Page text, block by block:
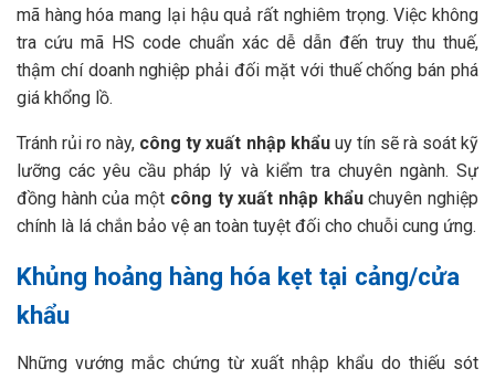
mã hàng hóa mang lại hậu quả rất nghiêm trọng. Việc không
tra cứu mã HS code chuẩn xác dễ dẫn đến truy thu thuế,
thậm chí doanh nghiệp phải đối mặt với thuế chống bán phá
giá khổng lồ.
Tránh rủi ro này, công ty xuất nhập khẩu uy tín sẽ rà soát kỹ
lưỡng các yêu cầu pháp lý và kiểm tra chuyên ngành. Sự
đồng hành của một công ty xuất nhập khẩuchuyên nghiệp
chính là lá chắn bảo vệ an toàn tuyệt đối cho chuỗi cung ứng.
Khủng hoảng hàng hóa kẹt tại cảng/cửa
khẩu
Những vướng mắc chứng từ xuất nhập khẩu do thiếu sót